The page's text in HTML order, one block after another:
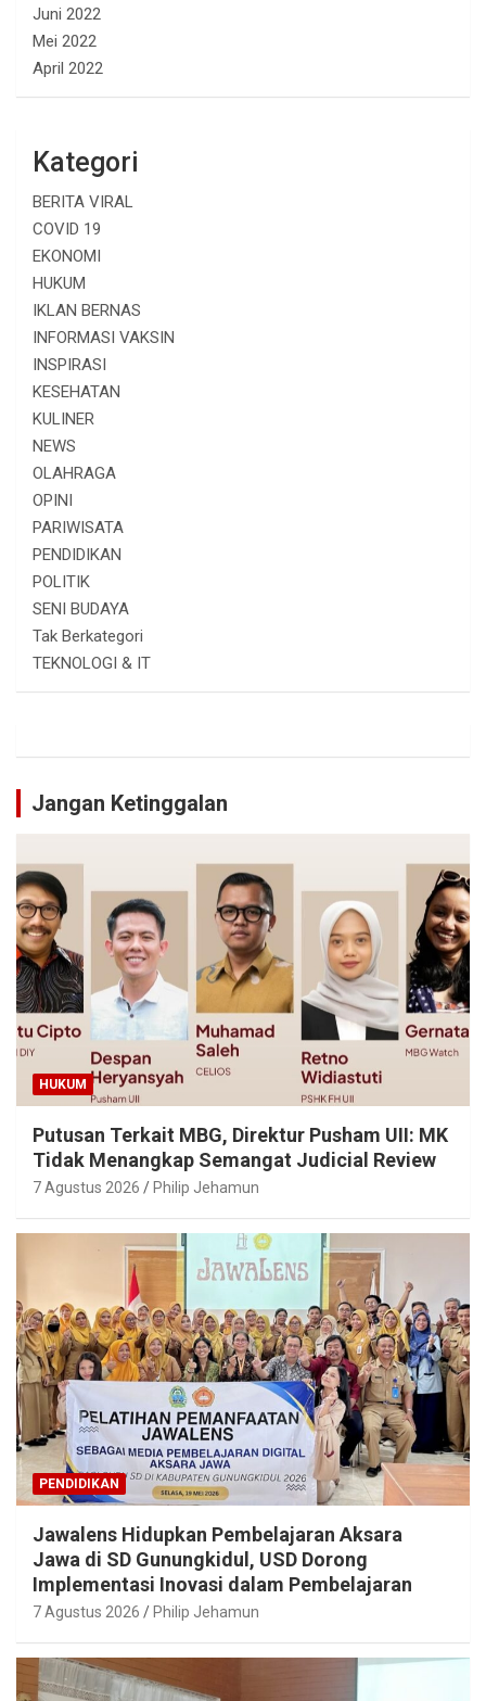
Juni 2022
Mei 2022
April 2022
Kategori
BERITA VIRAL
COVID 19
EKONOMI
HUKUM
IKLAN BERNAS
INFORMASI VAKSIN
INSPIRASI
KESEHATAN
KULINER
NEWS
OLAHRAGA
OPINI
PARIWISATA
PENDIDIKAN
POLITIK
SENI BUDAYA
Tak Berkategori
TEKNOLOGI & IT
Jangan Ketinggalan
HUKUM
Putusan Terkait MBG, Direktur Pusham UII: MK
Tidak Menangkap Semangat Judicial Review
7 Agustus 2026 Philip Jehamun
PENDIDIKAN
Jawalens Hidupkan Pembelajaran Aksara
Jawa di SD Gunungkidul, USD Dorong
Implementasi Inovasi dalam Pembelajaran
7 Agustus 2026 Philip Jehamun